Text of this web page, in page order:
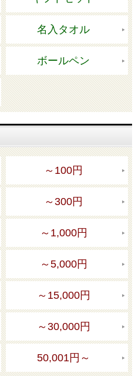
名入タオル
ボールペン
～100円
～300円
～1,000円
～5,000円
～15,000円
～30,000円
50,001円～